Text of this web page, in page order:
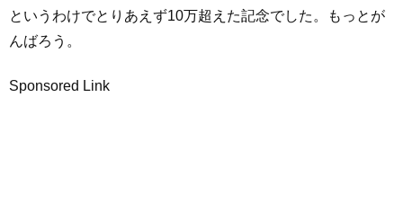
というわけでとりあえず10万超えた記念でした。もっとが
んばろう。
Sponsored Link